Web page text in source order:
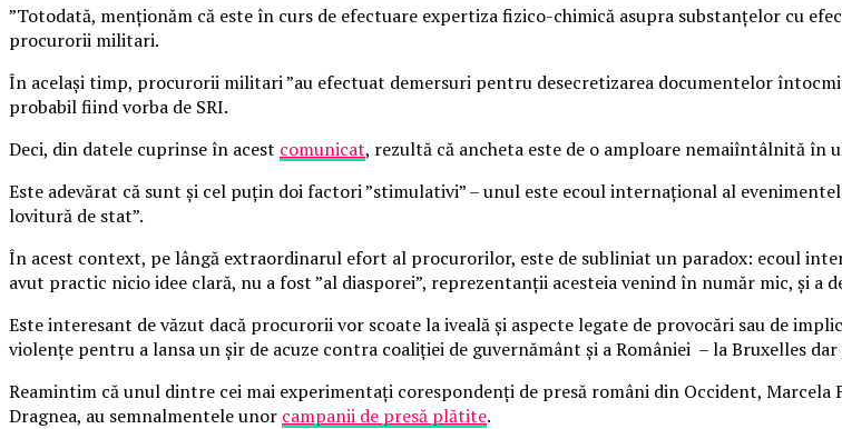
”Totodată, menționăm că este în curs de efectuare expertiza fizico-chimică asupra substanțelor cu
procurorii militari.
În același timp, procurorii militari ”au efectuat demersuri pentru desecretizarea documentelor
probabil fiind vorba de SRI.
Deci, din datele cuprinse în acest comunicat, rezultă că ancheta este de o amploare nemaiîntâlnită în
Este adevărat că sunt și cel puțin doi factori ”stimulativi” – unul este ecoul internațional al
lovitură de stat”.
În acest context, pe lângă extraordinarul efort al procurorilor, este de subliniat un paradox: ecoul
avut practic nicio idee clară, nu a fost ”al diasporei”, reprezentanții acesteia venind în număr mic, și
Este interesant de văzut dacă procurorii vor scoate la iveală și aspecte legate de provocări sau de
violențe pentru a lansa un șir de acuze contra coaliției de guvernământ și a României – la Bruxelles dar
Reamintim că unul dintre cei mai experimentați corespondenți de presă români din Occident,
Dragnea, au semnalmentele unor campanii de presă plătite.